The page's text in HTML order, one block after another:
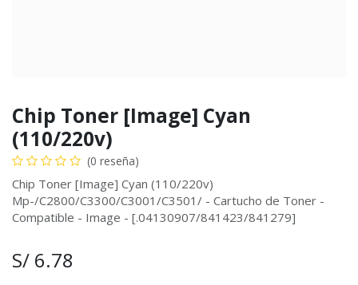
Chip Toner [Image] Cyan
(110/220v)
(0 reseña)
Chip Toner [Image] Cyan (110/220v)
Mp-/C2800/C3300/C3001/C3501/ - Cartucho de Toner -
Compatible - Image - [.04130907/841423/841279]
S/ 6.78